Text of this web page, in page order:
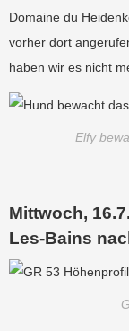
Domaine du
vorher dort
haben wir es nicht
Elfy
Mittwoch,
Les-Bains